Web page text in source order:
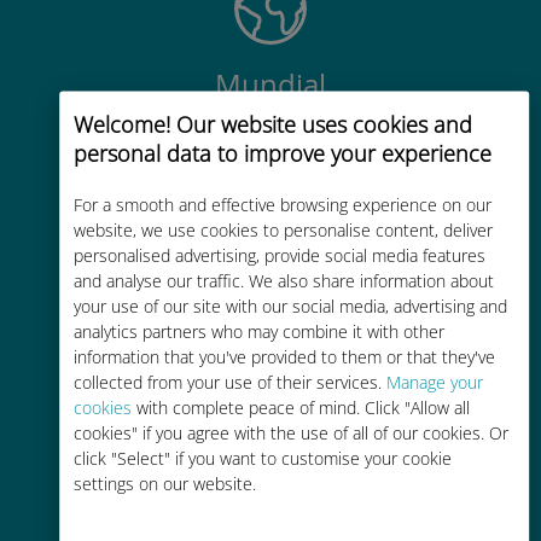
Welcome! Our website uses cookies and
personal data to improve your experience
For a smooth and effective browsing experience on our
website, we use cookies to personalise content, deliver
personalised advertising, provide social media features
and analyse our traffic. We also share information about
your use of our site with our social media, advertising and
analytics partners who may combine it with other
information that you've provided to them or that they've
collected from your use of their services. Manage your
cookies with complete peace of mind. Click "Allow all
cookies" if you agree with the use of all of our cookies. Or
click "Select" if you want to customise your cookie
settings on our website.
Mundial
Conectividad celular mundial de
alta calidad en más de 200
Rentable
Hasta un 90% más barato que los
costes de itinerancia con su
operador actual